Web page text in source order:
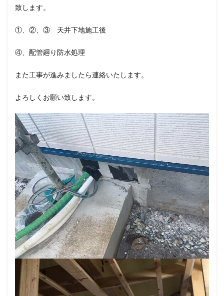
致します。
①、②、③ 天井下地施工後
④、配管廻り防水処理
また工事が進みましたら連絡いたします。
よろしくお願い致します。